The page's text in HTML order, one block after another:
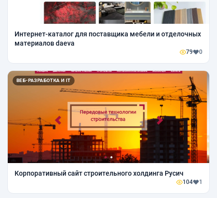
Интернет-каталог для поставщика мебели и отделочных
материалов daeva
79 0
ВЕБ-РАЗРАБОТКА И IT
Корпоративный сайт строительного холдинга Русич
104 1